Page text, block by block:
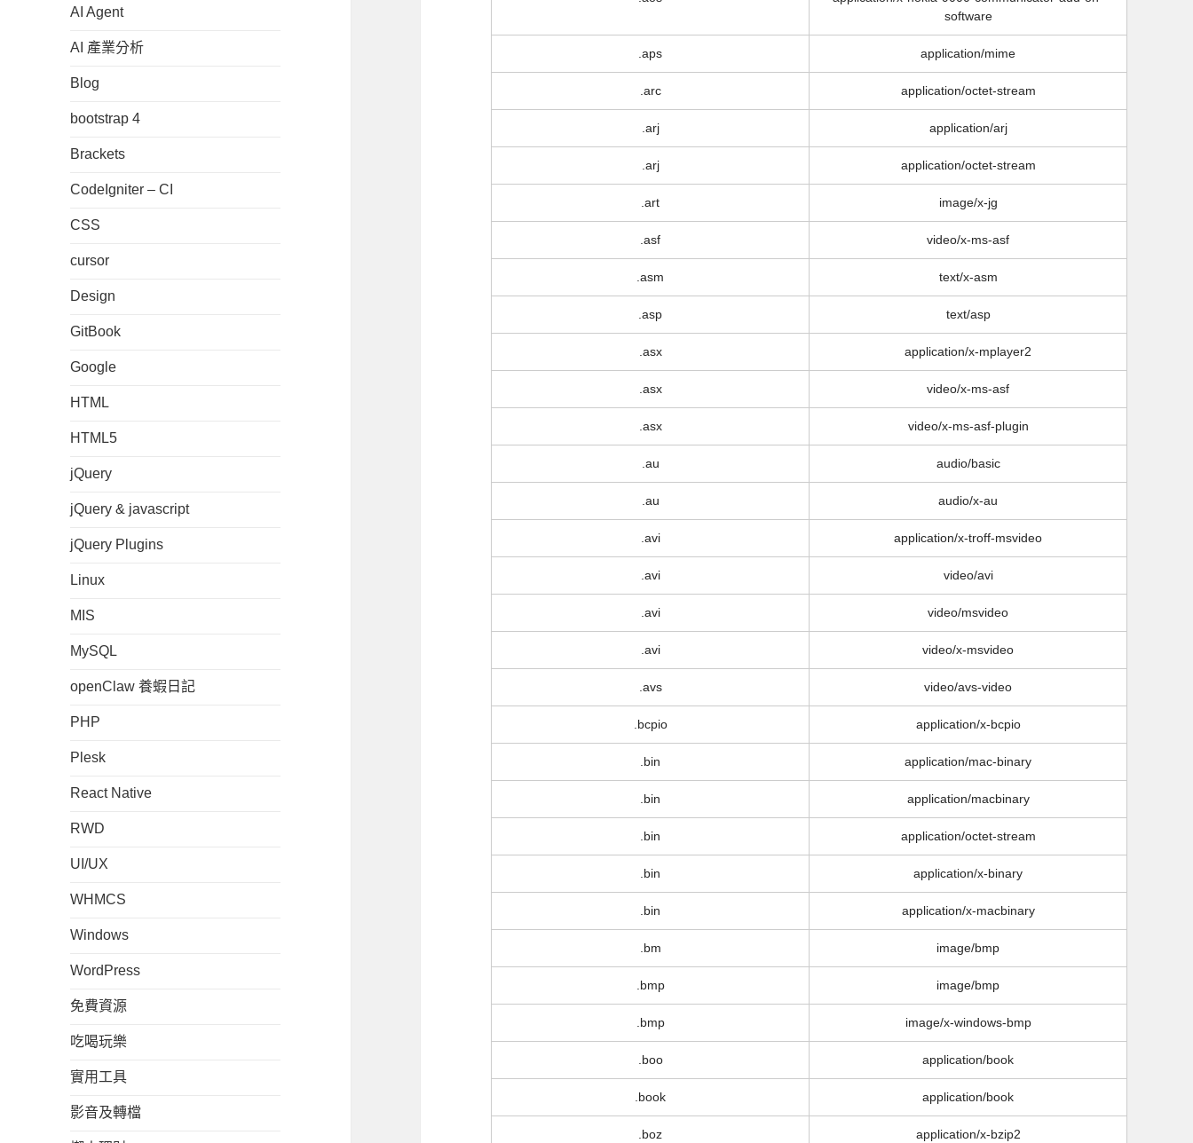
AI Agent
AI 產業分析
Blog
bootstrap 4
Brackets
CodeIgniter – CI
CSS
cursor
Design
GitBook
Google
HTML
HTML5
jQuery
jQuery & javascript
jQuery Plugins
Linux
MIS
MySQL
openClaw 養蝦日記
PHP
Plesk
React Native
RWD
UI/UX
WHMCS
Windows
WordPress
免費資源
吃喝玩樂
實用工具
影音及轉檔
software
.aps application/mime
.arc application/octet-stream
.arj application/arj
.arj application/octet-stream
.art image/x-jg
.asf video/x-ms-asf
.asm text/x-asm
.asp text/asp
.asx application/x-mplayer2
.asx video/x-ms-asf
.asx video/x-ms-asf-plugin
.au audio/basic
.au audio/x-au
.avi application/x-troff-msvideo
.avi video/avi
.avi video/msvideo
.avi video/x-msvideo
.avs video/avs-video
.bcpio application/x-bcpio
.bin application/mac-binary
.bin application/macbinary
.bin application/octet-stream
.bin application/x-binary
.bin application/x-macbinary
.bm image/bmp
.bmp image/bmp
.bmp image/x-windows-bmp
.boo application/book
.book application/book
.boz application/x-bzip2